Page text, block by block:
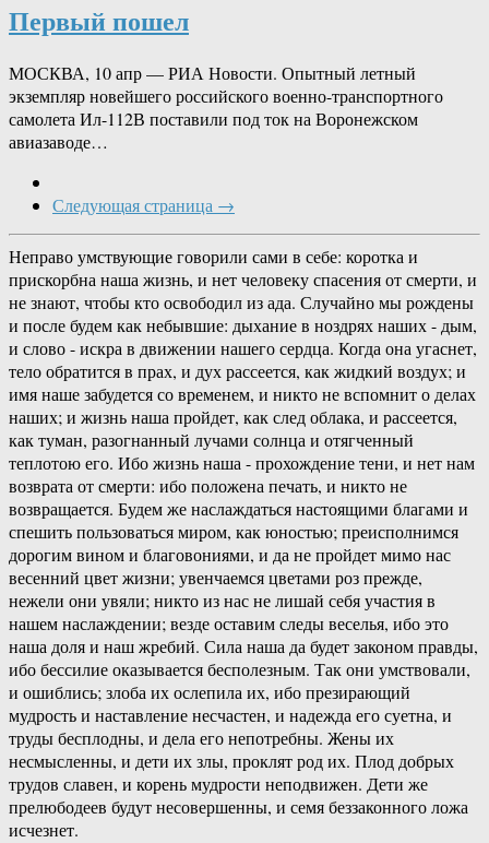
Первый пошел
МОСКВА, 10 апр — РИА Новости. Опытный летный
экземпляр новейшего российского военно-транспортного
самолета Ил-112В поставили под ток на Воронежском
авиазаводе…
Следующая страница →
Неправо умствующие говорили сами в себе: коротка и
прискорбна наша жизнь, и нет человеку спасения от смерти, и
не знают, чтобы кто освободил из ада. Случайно мы рождены
и после будем как небывшие: дыхание в ноздрях наших - дым,
и слово - искра в движении нашего сердца. Когда она угаснет,
тело обратится в прах, и дух рассеется, как жидкий воздух; и
имя наше забудется со временем, и никто не вспомнит о делах
наших; и жизнь наша пройдет, как след облака, и рассеется,
как туман, разогнанный лучами солнца и отягченный
теплотою его. Ибо жизнь наша - прохождение тени, и нет нам
возврата от смерти: ибо положена печать, и никто не
возвращается. Будем же наслаждаться настоящими благами и
спешить пользоваться миром, как юностью; преисполнимся
дорогим вином и благовониями, и да не пройдет мимо нас
весенний цвет жизни; увенчаемся цветами роз прежде,
нежели они увяли; никто из нас не лишай себя участия в
нашем наслаждении; везде оставим следы веселья, ибо это
наша доля и наш жребий. Сила наша да будет законом правды,
ибо бессилие оказывается бесполезным. Так они умствовали,
и ошиблись; злоба их ослепила их, ибо презирающий
мудрость и наставление несчастен, и надежда его суетна, и
труды бесплодны, и дела его непотребны. Жены их
несмысленны, и дети их злы, проклят род их. Плод добрых
трудов славен, и корень мудрости неподвижен. Дети же
прелюбодеев будут несовершенны, и семя беззаконного ложа
исчезнет.